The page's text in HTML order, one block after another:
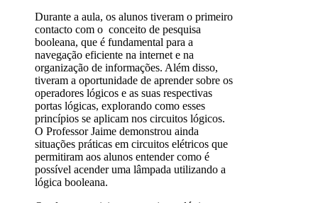
Durante a aula, os alunos tiveram o primeiro
contacto com o conceito de pesquisa
booleana, que é fundamental para a
navegação eficiente na internet e na
organização de informações. Além disso,
tiveram a oportunidade de aprender sobre os
operadores lógicos e as suas respectivas
portas lógicas, explorando como esses
princípios se aplicam nos circuitos lógicos.
O Professor Jaime demonstrou ainda
situações práticas em circuitos elétricos que
permitiram aos alunos entender como é
possível acender uma lâmpada utilizando a
lógica booleana.